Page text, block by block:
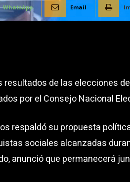
WhatsApp Email
resultados de las elecciones
por el Consejo Nacional
respaldó su propuesta
sociales alcanzadas
anunció que permanecerá